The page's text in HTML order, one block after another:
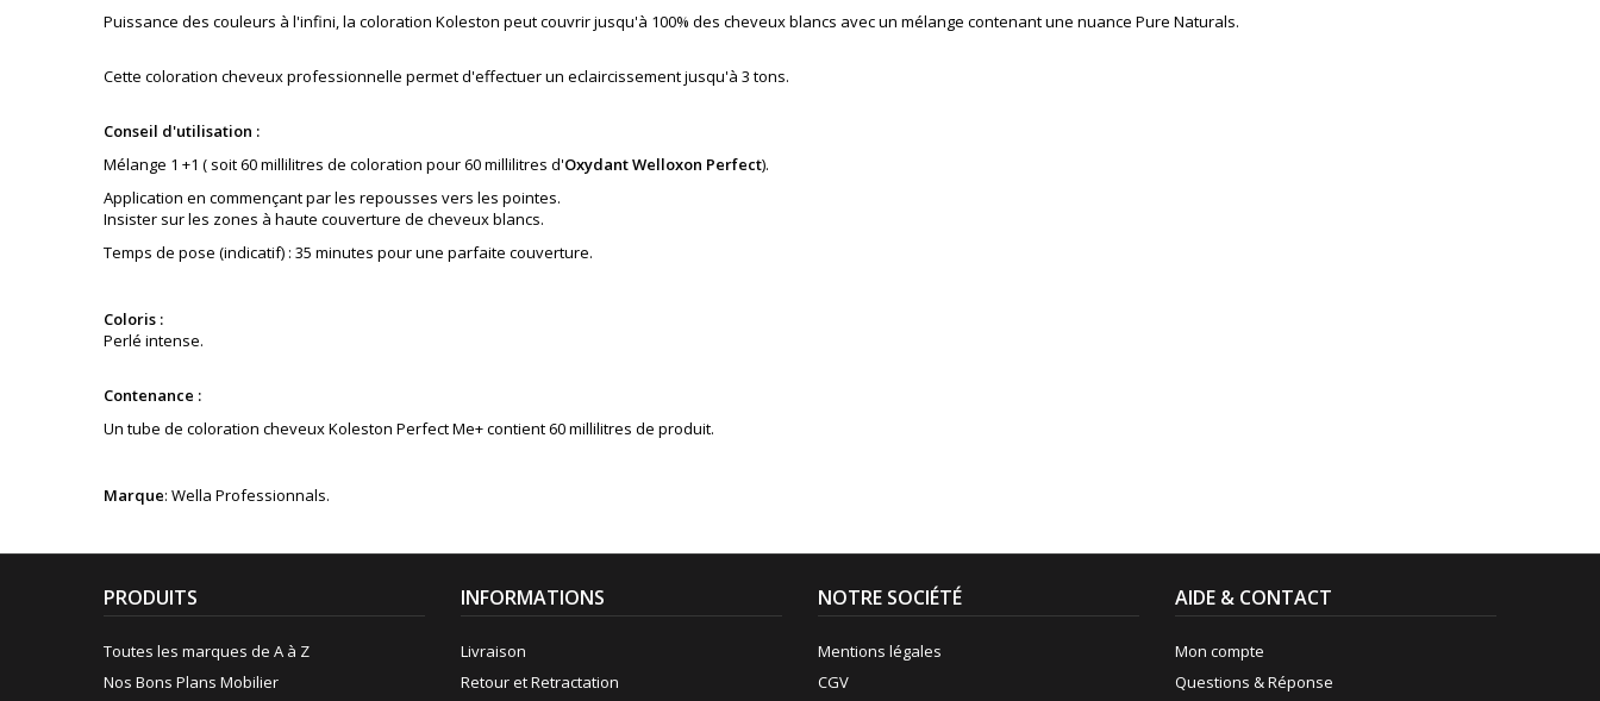
Puissance des couleurs à l'infini, la coloration Koleston peut couvrir jusqu'à 100% des cheveux blancs avec un mélange contenant une nuance Pure Naturals.
Cette coloration cheveux professionnelle permet d'effectuer un eclaircissement jusqu'à 3 tons.
Conseil d'utilisation :
Mélange 1 +1 ( soit 60 millilitres de coloration pour 60 millilitres d'Oxydant Welloxon Perfect).
Application en commençant par les repousses vers les pointes.
Insister sur les zones à haute couverture de cheveux blancs.
Temps de pose (indicatif) : 35 minutes pour une parfaite couverture.
Coloris :
Perlé intense.
Contenance :
Un tube de coloration cheveux Koleston Perfect Me+ contient 60 millilitres de produit.
Marque: Wella Professionnals.
PRODUITS
Toutes les marques de A à Z
Nos Bons Plans Mobilier
INFORMATIONS
Livraison
Retour et Retractation
NOTRE SOCIÉTÉ
Mentions légales
CGV
AIDE & CONTACT
Mon compte
Questions & Réponse